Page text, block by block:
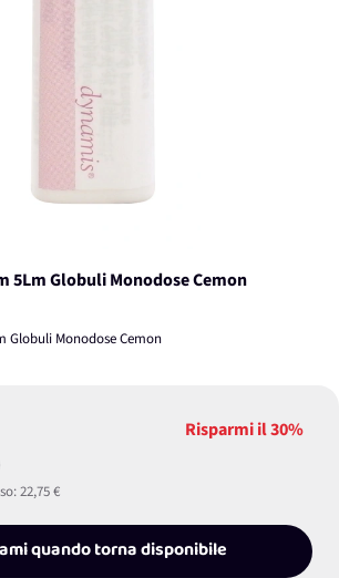
5Lm Globuli Monodose Cemon
Globuli Monodose Cemon
Risparmi il30%
22,75 €
quando torna disponibile